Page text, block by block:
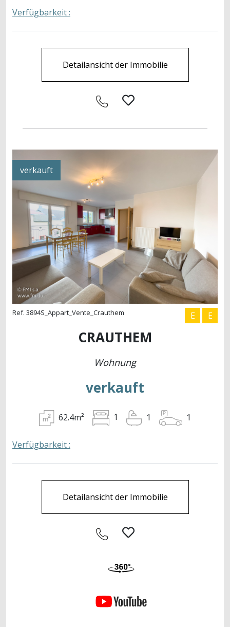
Verfügbarkeit :
Detailansicht der Immobilie
verkauft
Ref. 3894S_Appart_Vente_Crauthem E E
CRAUTHEM
Wohnung
verkauft
62.4m² 1 1 1
Verfügbarkeit :
Detailansicht der Immobilie